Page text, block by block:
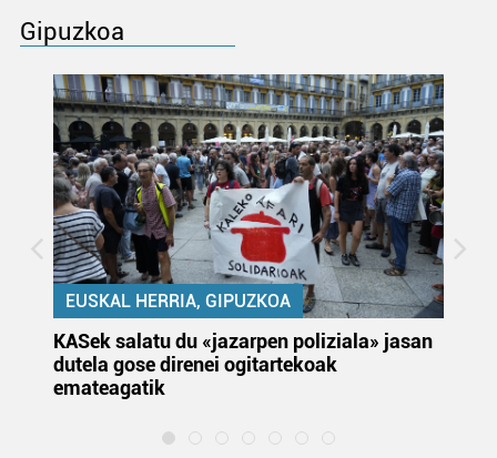
Gipuzkoa
EUSKAL HERRIA, GIPUZKOA
KASek salatu du «jazarpen poliziala» jasan
dutela gose direnei ogitartekoak
emateagatik